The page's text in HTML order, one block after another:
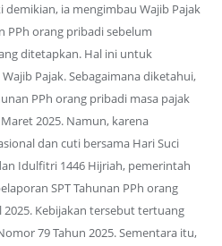
demikian, ia mengimbau Wajib Pajak
PPh orang pribadi sebelum
ditetapkan. Hal ini untuk
Pajak. Sebagaimana diketahui,
PPh orang pribadi masa pajak
2025. Namun, karena
dan cuti bersama Hari Suci
Idulfitri 1446 Hijriah, pemerintah
SPT Tahunan PPh orang
Kebijakan tersebut tertuang
79 Tahun 2025. Sementara itu,